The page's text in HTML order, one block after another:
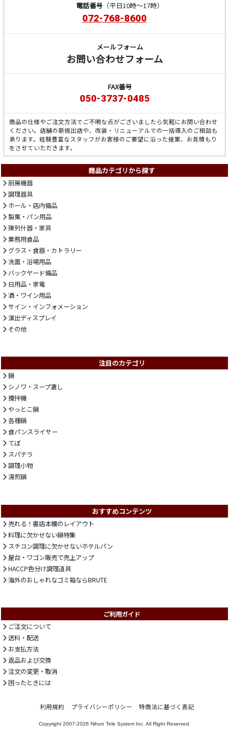
電話番号（平日10時～17時）
072-768-8600
メールフォーム
お問い合わせフォーム
FAX番号
050-3737-0485
商品の仕様やご注文方法でご不明な点がございましたら気軽にお問い合わせ
ください。店舗の新規出店や、改装・リニューアルでの一括導入のご相談も
承ります。経験豊富なスタッフがお客様のご要望に沿った提案、お見積もり
をさせていただきます。
商品カテゴリから探す
厨房機器
調理器具
ホール・店内備品
製菓・パン用品
陳列什器・家具
業務用食品
グラス・食器・カトラリー
洗面・浴場用品
バックヤード備品
日用品・家電
酒・ワイン用品
サイン・インフォメーション
演出ディスプレイ
その他
注目のカテゴリ
鍋
シノワ・スープ漉し
攪拌機
やっとこ鍋
各種鍋
食パンスライサー
てぼ
スパテラ
調理小物
湯煎鍋
おすすめコンテンツ
売れる！書店本棚のレイアウト
料理に欠かせない鍋特集
スチコン調理に欠かせないホテルパン
屋台・ワゴン販売で売上アップ
HACCP色分け調理道具
海外のおしゃれなゴミ箱ならBRUTE
ご利用ガイド
ご注文について
送料・配送
お支払方法
返品および交換
注文の変更・取消
困ったときには
利用規約 プライバシーポリシー 特商法に基づく表記
Copyright 2007-2026 Nihon Tele System Inc. All Right Reserved.